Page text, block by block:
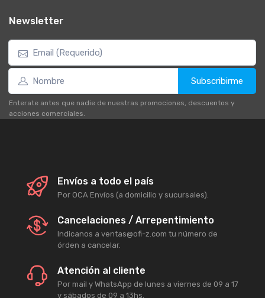
Newsletter
Subscribirme
Enterate antes que nadie de nuestras promociones, descuentos y
acciones comerciales.
Envíos a todo el país
Por OCA Envíos (a domicilio y sucursales).
Cancelaciones / Arrepentimiento
Indicanos a ventas@ofi-z.com tu número de
órden a cancelar.
Atención al cliente
Por mail y WhatsApp de lunes a viernes de 09 a 17
y sábados de 09 a 13hs.